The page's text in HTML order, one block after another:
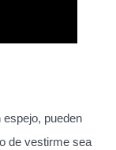
pueden
de vestirme sea